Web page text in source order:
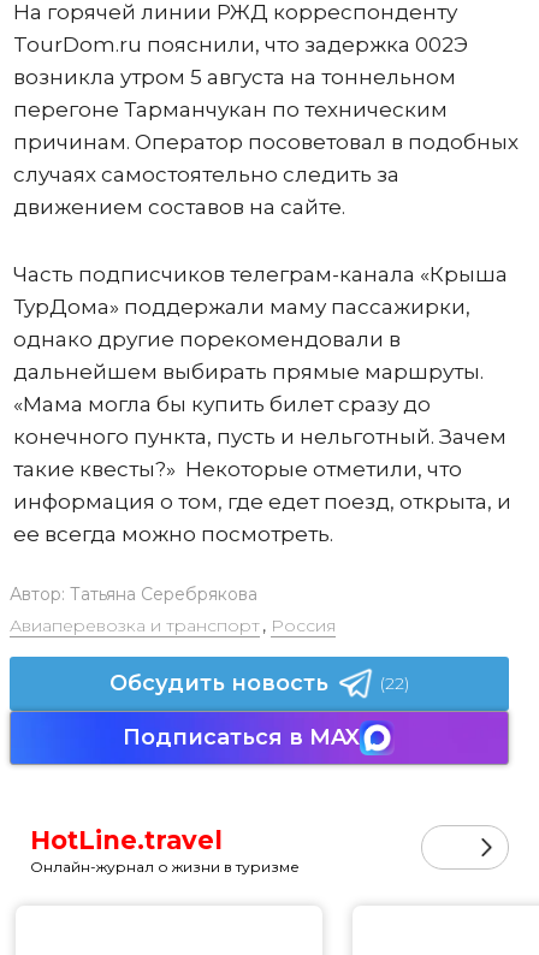
На горячей линии РЖД корреспонденту
TourDom.ru пояснили, что задержка 002Э
возникла утром 5 августа на тоннельном
перегоне Тарманчукан по техническим
причинам. Оператор посоветовал в подобных
случаях самостоятельно следить за
движением составов на сайте.
Часть подписчиков телеграм-канала «Крыша
ТурДома» поддержали маму пассажирки,
однако другие порекомендовали в
дальнейшем выбирать прямые маршруты.
«Мама могла бы купить билет сразу до
конечного пункта, пусть и нельготный. Зачем
такие квесты?» Некоторые отметили, что
информация о том, где едет поезд, открыта, и
ее всегда можно посмотреть.
Автор: Татьяна Серебрякова
Авиаперевозка и транспорт, Россия
Обсудить новость (22)
Подписаться в MAX
HotLine.travel
Онлайн-журнал о жизни в туризме